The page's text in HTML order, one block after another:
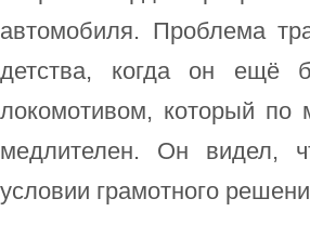
автомобиля. Проблема
детства, когда он ещё
локомотивом, который
медлителен. Он видел,
условии грамотного